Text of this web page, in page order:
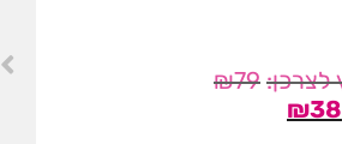
₪79
₪38